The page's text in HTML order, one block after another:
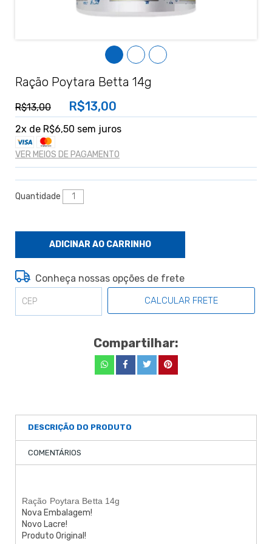
Ração Poytara Betta 14g
R$13,00 R$13,00
2x de R$6,50 sem juros
VER MEIOS DE PAGAMENTO
Quantidade
Conheça nossas opções de frete
CALCULAR FRETE
Compartilhar:
DESCRIÇÃO DO PRODUTO
COMENTÁRIOS
Ração Poytara Betta 14g
Nova Embalagem!
Novo Lacre!
Produto Original!